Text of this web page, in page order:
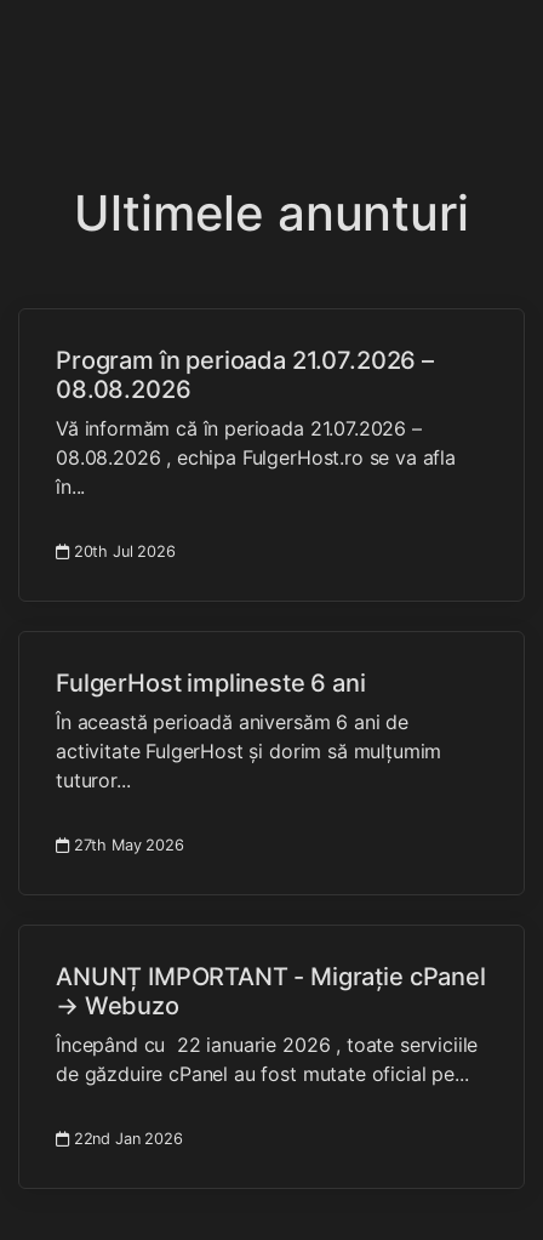
Ultimele anunturi
Program în perioada 21.07.2026 –
08.08.2026
Vă informăm că în perioada 21.07.2026 –
08.08.2026 , echipa FulgerHost.ro se va afla
în...
20th Jul 2026
FulgerHost implineste 6 ani
În această perioadă aniversăm 6 ani de
activitate FulgerHost și dorim să mulțumim
tuturor...
27th May 2026
ANUNȚ IMPORTANT - Migrație cPanel
→ Webuzo
Începând cu 22 ianuarie 2026 , toate serviciile
de găzduire cPanel au fost mutate oficial pe...
22nd Jan 2026